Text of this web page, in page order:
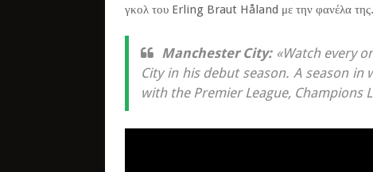
γκολ του Erling Braut Håland με την φανέλα
Manchester City:«Watch every
City in his debut season. A season
with the Premier League, Champions